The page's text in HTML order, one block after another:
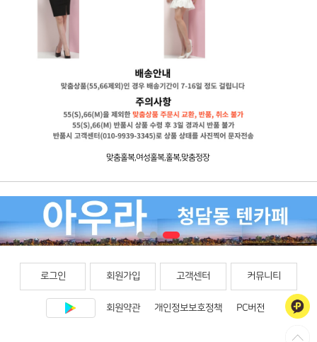
맞춤홀복,여성홀복,홀복,맞춤정장
로그인 회원가입 고객센터 커뮤니티
회원약관 개인정보보호정책 PC버전